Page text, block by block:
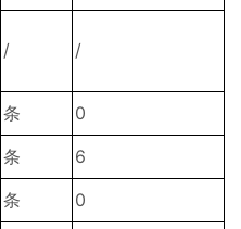
/ /
条
0
条
6
条
0